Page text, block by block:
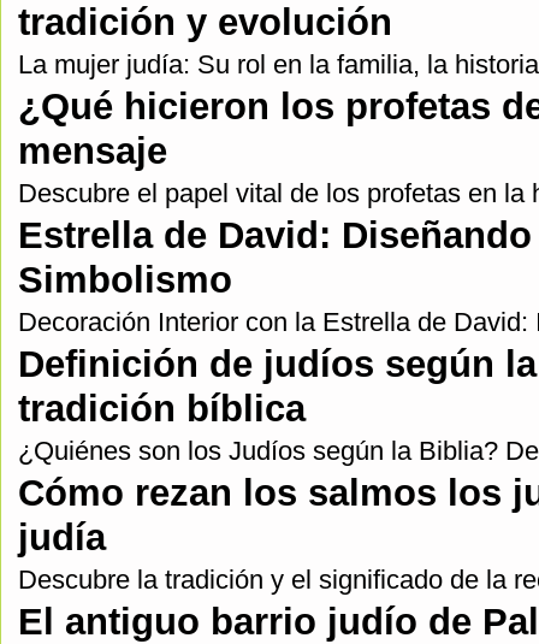
tradición y evolución
La mujer judía: Su rol en la familia, la
¿Qué hicieron los profetas
mensaje
Descubre el papel vital de los profetas en la
Estrella de David:
Simbolismo
Decoración Interior con la Estrella de
Definición de judíos según
tradición bíblica
¿Quiénes son los Judíos según la Biblia?
Cómo rezan los salmos los
judía
Descubre la tradición y el significado de la
El antiguo barrio judío de